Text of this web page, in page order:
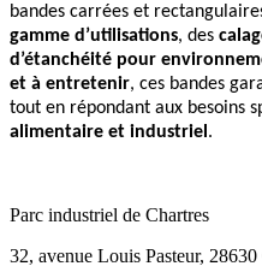
bandes carrées et
gamme d’utilisations, des
d’étanchéité pour
et à entretenir, ces bandes
tout en répondant aux besoins
alimentaire et industriel .
Parc industriel de Chartres
32, avenue Louis Pasteur,